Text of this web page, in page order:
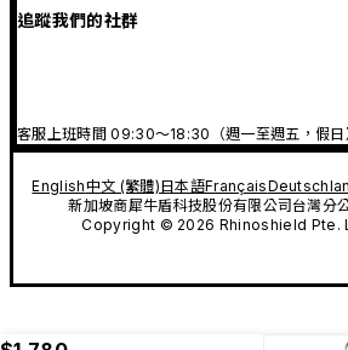
追蹤我們的社群
客服上班時間 09:30～18:30（週一至週五，假日
English中文 (繁體)日本語Français
新加坡商犀牛盾科技股份有限公司台灣
Copyright © 2026 Rhinoshield Pte.